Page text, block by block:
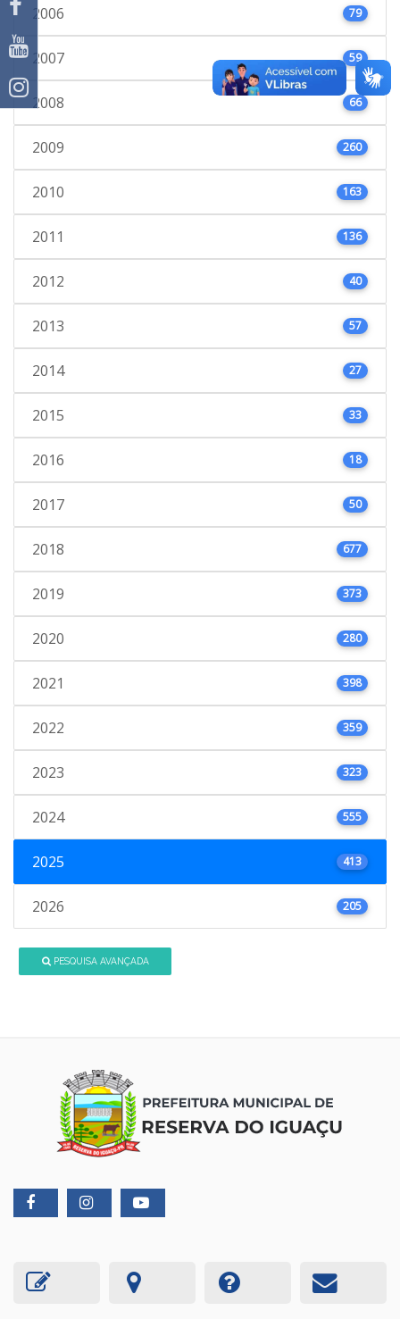
2006 79
2007 59
2008 66
2009 260
2010 163
2011 136
2012 40
2013 57
2014 27
2015 33
2016 18
2017 50
2018 677
2019 373
2020 280
2021 398
2022 359
2023 323
2024 555
2025 413
2026 205
PESQUISA AVANÇADA